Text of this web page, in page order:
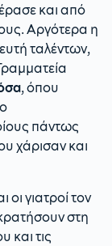
και από
Αργότερα η
ταλέντων,
, όπου
πάντως
χάρισαν και
γιατροί τον
στη
και τις